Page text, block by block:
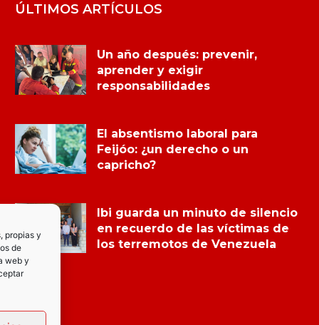
propias y
de
web y
ÚLTIMOS ARTÍCULOS
Un año después: prevenir,
aprender y exigir
responsabilidades
El absentismo laboral para
Feijóo: ¿un derecho o un
capricho?
Ibi guarda un minuto de silencio
en recuerdo de las víctimas de
los terremotos de Venezuela